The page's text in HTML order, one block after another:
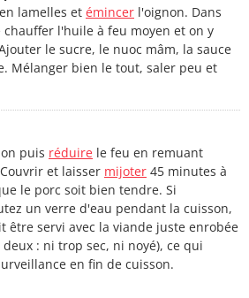
lamelles et émincer l'oignon. Dans
l'huile à feu moyen et on y
le sucre, le nuoc mâm, la sauce
Mélanger bien le tout, saler peu et
puis réduire le feu en remuant
et laisser mijoter 45 minutes à
le porc soit bien tendre. Si
un verre d'eau pendant la cuisson,
être servi avec la viande juste enrobée
: ni trop sec, ni noyé), ce qui
en fin de cuisson.